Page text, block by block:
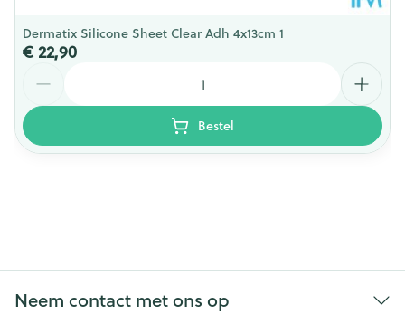
Dermatix Silicone Sheet Clear Adh 4x13cm 1
€ 22,90
Bestel
Neem contact met ons op